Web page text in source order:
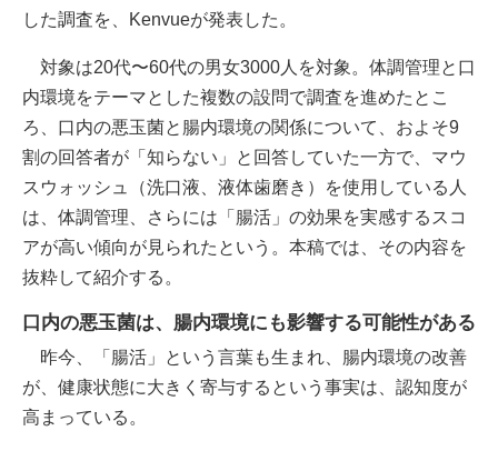
した調査を、Kenvueが発表した。
対象は20代〜60代の男女3000人を対象。体調管理と口
内環境をテーマとした複数の設問で調査を進めたとこ
ろ、口内の悪玉菌と腸内環境の関係について、およそ9
割の回答者が「知らない」と回答していた一方で、マウ
スウォッシュ（洗口液、液体歯磨き）を使用している人
は、体調管理、さらには「腸活」の効果を実感するスコ
アが高い傾向が見られたという。本稿では、その内容を
抜粋して紹介する。
口内の悪玉菌は、腸内環境にも影響する可能性がある
昨今、「腸活」という言葉も生まれ、腸内環境の改善
が、健康状態に大きく寄与するという事実は、認知度が
高まっている。